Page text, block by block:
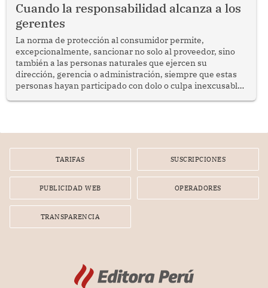
Cuando la responsabilidad alcanza a los
gerentes
La norma de protección al consumidor permite,
excepcionalmente, sancionar no solo al proveedor, sino
también a las personas naturales que ejercen su
dirección, gerencia o administración, siempre que estas
personas hayan participado con dolo o culpa inexcusable
por la frustrada realización de un meet and greet con
TARIFAS SUSCRIPCIONES
PUBLICIDAD WEB OPERADORES
TRANSPARENCIA